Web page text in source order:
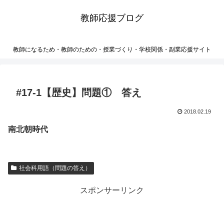
教師応援ブログ
教師になるため・教師のための・授業づくり・学校関係・副業応援サイト
#17-1【歴史】問題① 答え
2018.02.19
南北朝時代
社会科用語（問題の答え）
スポンサーリンク